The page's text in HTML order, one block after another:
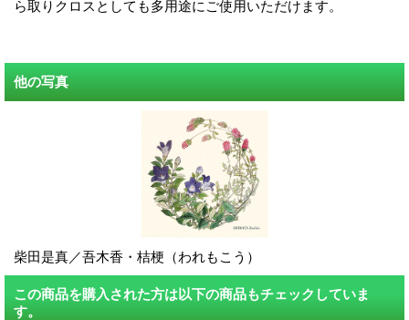
ら取りクロスとしても多用途にご使用いただけます。
他の写真
柴田是真／吾木香・桔梗（われもこう）
この商品を購入された方は以下の商品もチェックしていま
す。